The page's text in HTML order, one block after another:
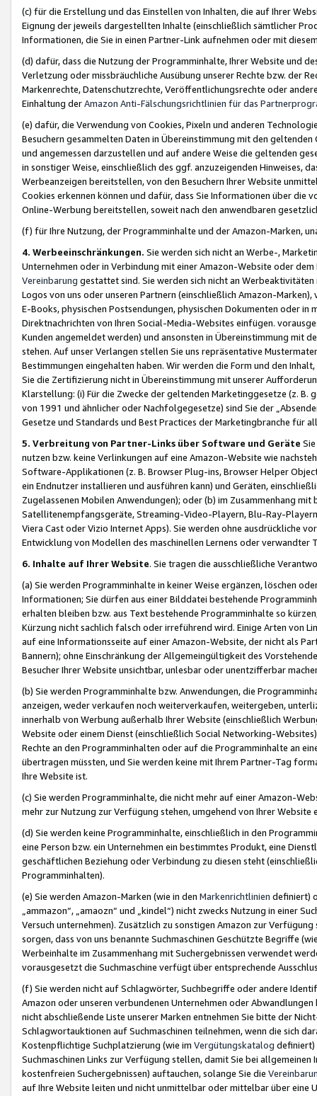
(c) für die Erstellung und das Einstellen von Inhalten, die auf Ihrer
Eignung der jeweils dargestellten Inhalte (einschließlich sämtlicher
Informationen, die Sie in einen Partner-Link aufnehmen oder mit
(d) dafür, dass die Nutzung der Programminhalte, Ihrer Website und
Verletzung oder missbräuchliche Ausübung unserer Rechte bzw. der
Markenrechte, Datenschutzrechte, Veröffentlichungsrechte oder
Einhaltung derAmazon Anti-Fälschungsrichtlinien für das
(e) dafür, die Verwendung von Cookies, Pixeln und anderen
Besuchern gesammelten Daten in Übereinstimmung mit den
und angemessen darzustellen und auf andere Weise die geltenden
in sonstiger Weise, einschließlich des ggf. anzuzeigenden Hinweises,
Werbeanzeigen bereitstellen, von den Besuchern Ihrer Website
Cookies erkennen können und dafür, dass Sie Informationen über die
Online-Werbung bereitstellen, soweit nach den anwendbaren
(f) für Ihre Nutzung, der Programminhalte und der Amazon-Marken,
4. Werbeeinschränkungen. Sie werden sich nicht an Werbe-,
Unternehmen oder in Verbindung mit einer Amazon-Website oder
Vereinbarung gestattet sind. Sie werden sich nicht an
Logos von uns oder unseren Partnern (einschließlich Amazon-
E-Books, physischen Postsendungen, physischen Dokumenten oder in
Direktnachrichten von Ihren Social-Media-Websites einfügen.
Kunden angemeldet werden) und ansonsten in Übereinstimmung mit
stehen. Auf unser Verlangen stellen Sie uns repräsentative
Bestimmungen eingehalten haben. Wir werden die Form und den
Sie die Zertifizierung nicht in Übereinstimmung mit unserer
Klarstellung: (i) Für die Zwecke der geltenden Marketinggesetze (z. B.
von 1991 und ähnlicher oder Nachfolgegesetze) sind Sie der
Gesetze und Standards und Best Practices der Marketingbranche für
5. Verbreitung von Partner-Links über Software und Geräte
nutzen bzw. keine Verlinkungen auf eine Amazon-Website wie
Software-Applikationen (z. B. Browser Plug-ins, Browser Helper
ein Endnutzer installieren und ausführen kann) und Geräten,
Zugelassenen Mobilen Anwendungen); oder (b) im Zusammenhang
Satellitenempfangsgeräte, Streaming-Video-Playern, Blu-Ray-
Viera Cast oder Vizio Internet Apps). Sie werden ohne ausdrückliche
Entwicklung von Modellen des maschinellen Lernens oder
6. Inhalte auf Ihrer Website. Sie tragen die ausschließliche
(a) Sie werden Programminhalte in keiner Weise ergänzen, löschen
Informationen; Sie dürfen aus einer Bilddatei bestehende
erhalten bleiben bzw. aus Text bestehende Programminhalte so
Kürzung nicht sachlich falsch oder irreführend wird. Einige Arten von
auf eine Informationsseite auf einer Amazon-Website, der nicht als
Bannern); ohne Einschränkung der Allgemeingültigkeit des
Besucher Ihrer Website unsichtbar, unlesbar oder unentzifferbar
(b) Sie werden Programminhalte bzw. Anwendungen, die
anzeigen, weder verkaufen noch weiterverkaufen, weitergeben,
innerhalb von Werbung außerhalb Ihrer Website (einschließlich
Website oder einem Dienst (einschließlich Social Networking-
Rechte an den Programminhalten oder auf die Programminhalte an
übertragen müssten, und Sie werden keine mit Ihrem Partner-Tag
Ihre Website ist.
(c) Sie werden Programminhalte, die nicht mehr auf einer Amazon-
mehr zur Nutzung zur Verfügung stehen, umgehend von Ihrer
(d) Sie werden keine Programminhalte, einschließlich in den
eine Person bzw. ein Unternehmen ein bestimmtes Produkt, eine
geschäftlichen Beziehung oder Verbindung zu diesen steht
Programminhalten).
(e) Sie werden Amazon-Marken (wie in den Markenrichtlinien definiert)
„ammazon“, „amaozn“ und „kindel“) nicht zwecks Nutzung in einer
Versuch unternehmen). Zusätzlich zu sonstigen Amazon zur
sorgen, dass von uns benannte Suchmaschinen Geschützte Begriffe
Werbeinhalte im Zusammenhang mit Suchergebnissen verwendet
vorausgesetzt die Suchmaschine verfügt über entsprechende
(f) Sie werden nicht auf Schlagwörter, Suchbegriffe oder andere
Amazon oder unseren verbundenen Unternehmen oder
nicht abschließende Liste unserer Marken entnehmen Sie bitte der
Schlagwortauktionen auf Suchmaschinen teilnehmen, wenn die sich
Kostenpflichtige Suchplatzierung (wie im Vergütungskatalog definiert)
Suchmaschinen Links zur Verfügung stellen, damit Sie bei
kostenfreien Suchergebnissen) auftauchen, solange Sie die
auf Ihre Website leiten und nicht unmittelbar oder mittelbar über eine